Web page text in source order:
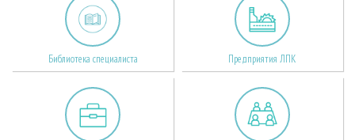
Библиотека специалиста Предприятия ЛПК